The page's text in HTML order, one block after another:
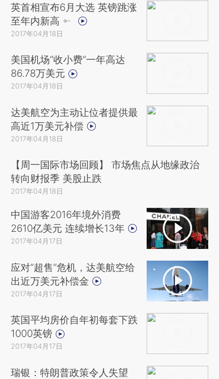
英首相宣布6月大选 英镑跳涨
至年内新高
2017年04月18日
美国机场“收小费”一年高达
86.78万美元
2017年04月18日
达美航空为主动让位者提供最
高近1万美元补偿
2017年04月18日
【周一国际市场回顾】 市场焦点从地缘政治
转向财报季 美股止跌
2017年04月18日
中国游客2016年境外消费
2610亿美元 连续增长13年
2017年04月17日
应对“超售”危机，达美航空给
出近万美元补偿金
2017年04月17日
英国平均房价自年初每套下跌
1000英镑
2017年04月17日
瑞银：特朗普政策令人失望